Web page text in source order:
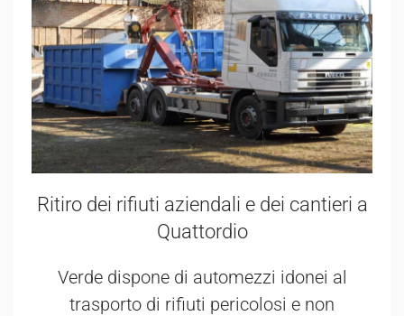
Ritiro dei rifiuti aziendali e dei cantieri a
Quattordio
Verde dispone di automezzi idonei al
trasporto di rifiuti pericolosi e non